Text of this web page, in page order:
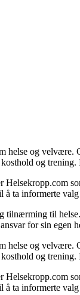
og
og
ta informerte
tilnærming til
for sin egen
og
og
ta informerte